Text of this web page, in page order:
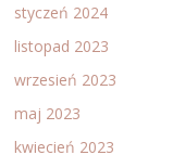
styczeń 2024
listopad 2023
wrzesień 2023
maj 2023
kwiecień 2023